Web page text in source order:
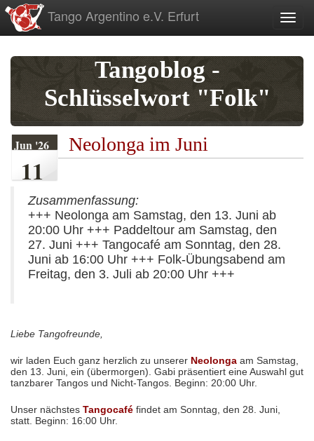
zum
Inhalt
Tango Argentino e.V. Erfurt
Tangoblog -
Schlüsselwort "Folk"
Jun '26
11
Neolonga im Juni
Zusammenfassung:
+++ Neolonga am Samstag, den 13. Juni ab
20:00 Uhr +++ Paddeltour am Samstag, den
27. Juni +++ Tangocafé am Sonntag, den 28.
Juni ab 16:00 Uhr +++ Folk-Übungsabend am
Freitag, den 3. Juli ab 20:00 Uhr +++
Liebe Tangofreunde,
wir laden Euch ganz herzlich zu unserer Neolonga am Samstag,
den 13. Juni, ein (übermorgen). Gabi präsentiert eine Auswahl gut
tanzbarer Tangos und Nicht-Tangos. Beginn: 20:00 Uhr.
Unser nächstes Tangocafé findet am Sonntag, den 28. Juni,
statt. Beginn: 16:00 Uhr.